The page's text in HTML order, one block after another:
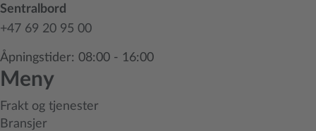
Sentralbord
+47 69 20 95 00
Åpningstider: 08:00 - 16:00
Meny
Frakt og tjenester
Bransjer